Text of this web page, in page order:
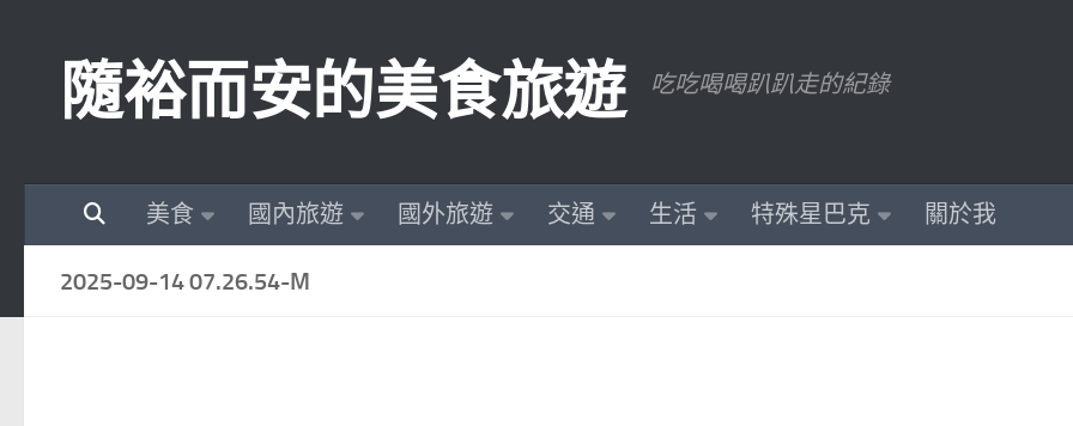
隨裕而安的美食旅遊 吃吃喝喝趴趴走的紀錄
美食 國內旅遊 國外旅遊 交通 生活 特殊星巴克 關於我
2025-09-14 07.26.54-M